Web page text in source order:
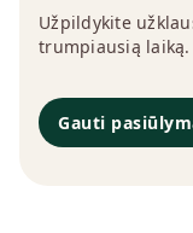
Užpildykite
trumpiausią laiką.
Gauti